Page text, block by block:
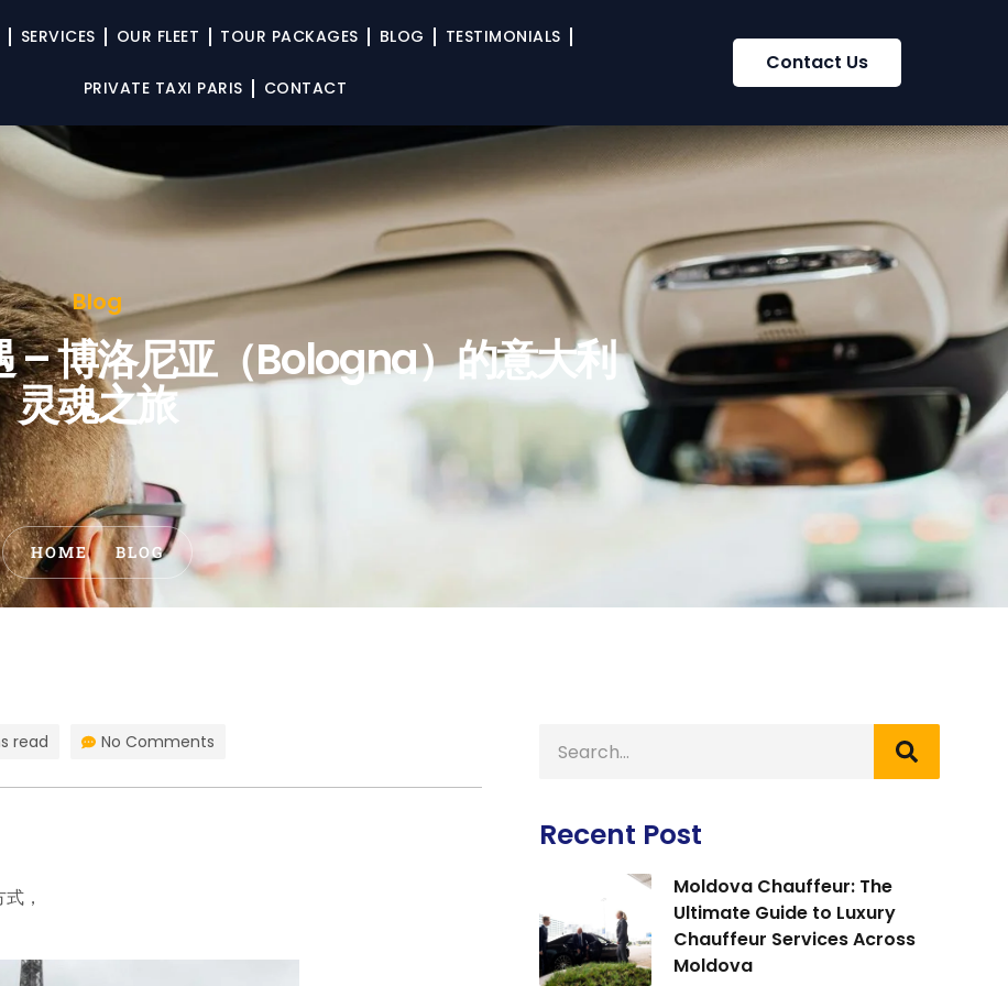
SERVICES OUR FLEET TOUR PACKAGES BLOG TESTIMONIALS
PRIVATE TAXI PARIS CONTACT
Contact Us
Blog
– 博洛尼亚（Bologna）的意大利
灵魂之旅
HOME BLOG
read No Comments
，
Recent Post
Moldova Chauffeur: The
Ultimate Guide to Luxury
Chauffeur Services Across
Moldova